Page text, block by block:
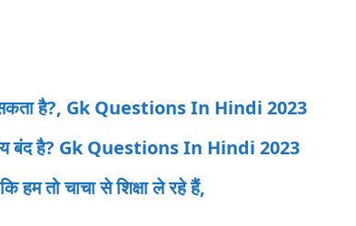
सकता है?, Gk Questions In Hindi 2023
बंद है? Gk Questions In Hindi 2023
हम तो चाचा से शिक्षा ले रहे हैं,